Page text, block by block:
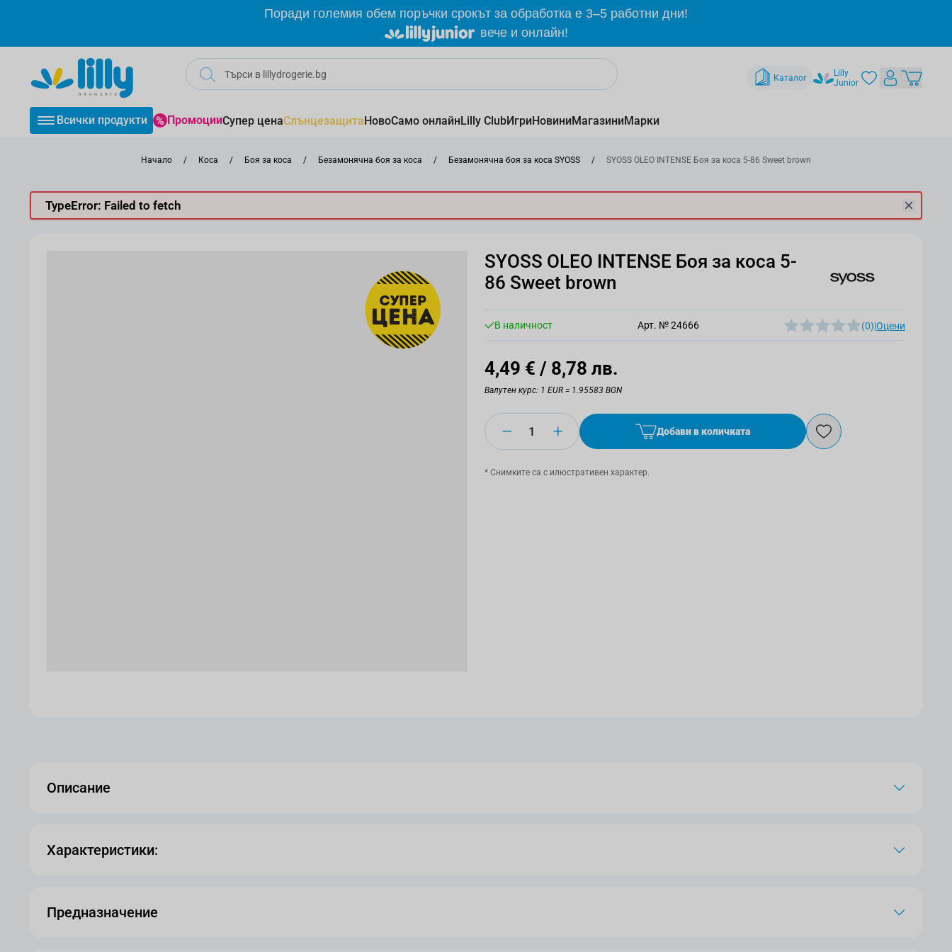
Поради големия обем поръчки срокът за обработка е 3–5 работни дни!
вече и онлайн!
Каталог
Lilly
Junior
Всички продукти ПромоцииСупер ценаСлънцезащитаНовоСамо онлайнLilly ClubИгриНовиниМагазиниМарки
Начало / Коса / Боя за коса / Безамонячна боя за коса / Безамонячна боя за коса SYOSS / SYOSS OLEO INTENSE Боя за коса 5-86 Sweet brown
TypeError: Failed to fetch
SYOSS OLEO INTENSE Боя за коса 5-
86 Sweet brown
В наличност Арт. №24666 (0)|Оцени
4,49 € / 8,78 лв.
Валутен курс: 1 EUR = 1.95583 BGN
Количество Добави в количката
* Снимките са с илюстративен характер.
Описание
Характеристики:
Предназначение